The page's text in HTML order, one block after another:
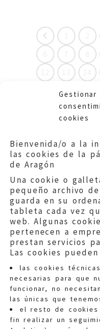
Gestionar
cookies
Bienvenida/o a la
las cookies de la
de Aragón
Una cookie o
pequeño archivo
guarda en su
tableta cada vez
web. Algunas
pertenecen a
prestan servicios
Las cookies
las cookies
necesarias para que
funcionar, no
las únicas que
el resto de cookies
fin realizar un
1 2
7 8
12
13 14
19 20
25 26
36
37 38
Quejas: